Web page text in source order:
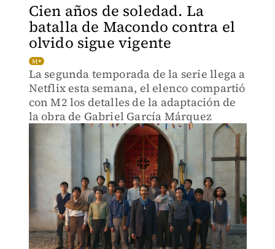
Cien años de soledad. La
batalla de Macondo contra el
olvido sigue vigente
La segunda temporada de la serie llega a
Netflix esta semana, el elenco compartió
con M2 los detalles de la adaptación de
la obra de Gabriel García Márquez